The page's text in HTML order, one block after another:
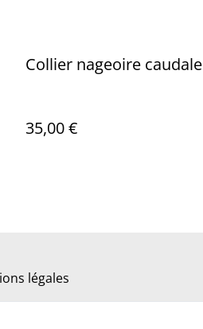
Collier nageoire caudale
35,00 €
légales